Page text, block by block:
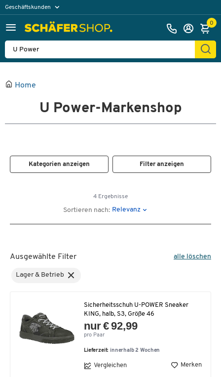
Geschäftskunden
0
Home
U Power-Markenshop
Kategorien anzeigen Filter anzeigen
4 Ergebnisse
Sortieren nach: Relevanz
Ausgewählte Filter alle löschen
Lager & Betrieb
Sicherheitsschuh U-POWER Sneaker
KING, halb, S3, Größe 46
nur € 92,99
pro Paar
Lieferzeit: innerhalb 2 Wochen
Vergleichen Merken